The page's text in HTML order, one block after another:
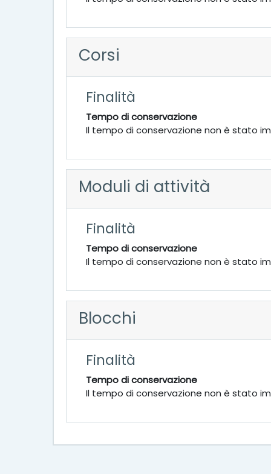
Corsi
Finalità
Tempo di conservazione
Il tempo di conservazione non è stato
Moduli di attività
Finalità
Tempo di conservazione
Il tempo di conservazione non è stato
Blocchi
Finalità
Tempo di conservazione
Il tempo di conservazione non è stato